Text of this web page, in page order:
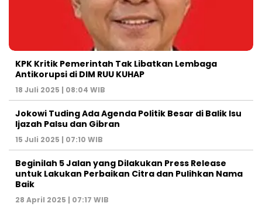
KPK Kritik Pemerintah Tak Libatkan Lembaga
Antikorupsi di DIM RUU KUHAP
18 Juli 2025 | 08:04 WIB
Jokowi Tuding Ada Agenda Politik Besar di Balik Isu
Ijazah Palsu dan Gibran
15 Juli 2025 | 07:10 WIB
Beginilah 5 Jalan yang Dilakukan Press Release
untuk Lakukan Perbaikan Citra dan Pulihkan Nama
Baik
28 April 2025 | 07:17 WIB